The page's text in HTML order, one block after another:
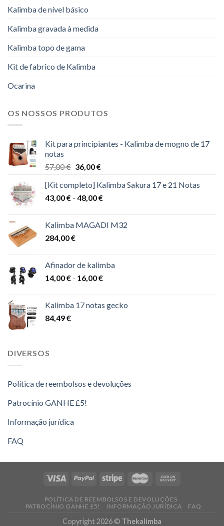
Kalimba de nível básico
Kalimba gravada à medida
Kalimba topo de gama
Kit de fabrico de Kalimba
Ocarina
OS NOSSOS PRODUTOS
Kit para principiantes - Kalimba de mogno de 17
notas
57,00€ O
original
era:
36,00€O
atual
é:
[Kit completo] Kalimba Sakura 17 e 21 Notas
43,00€ - 48,00€Gama
43,00 €
Kalimba MAGADI M32
284,00€
Afinador de kalimba
14,00€ - 16,00€Gama
14,00 €
Kalimba 17 notas gecko
84,49€
DIVERSOS
Política de reembolsos e devoluções
Patrocínio GANHE £5!
Informação jurídica
FAQ
POLÍTICA DE REEMBOLSOS E DEVOLUÇÕES
PATROCÍNIO GANHE £5!
INFORMAÇÃO JURÍDICA FAQ
Copyright 2026 © Thekalimba